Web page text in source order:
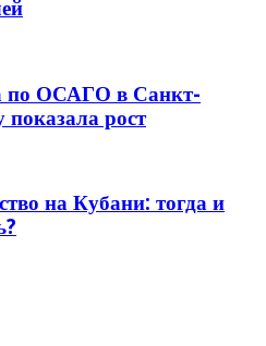
по ОСАГО в Санкт-
показала рост
на Кубани: тогда и